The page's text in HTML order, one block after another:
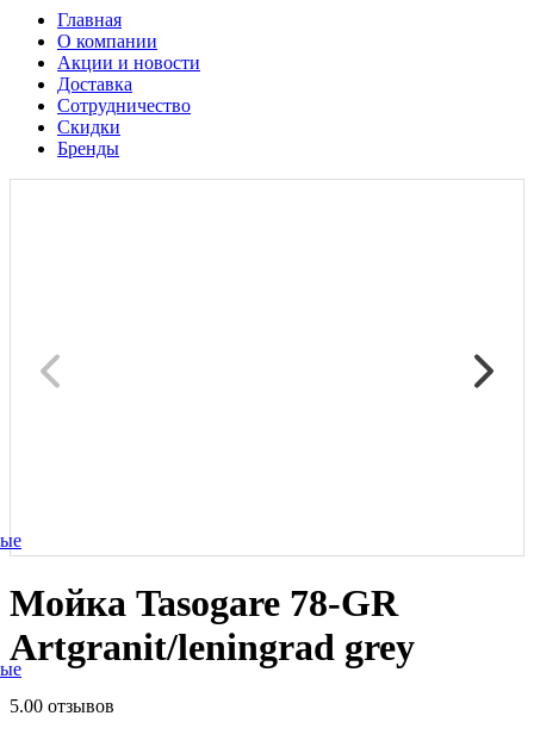
Главная
О компании
Акции и новости
Доставка
Сотрудничество
Скидки
Бренды
Мойка Tasogare 78-GR
Artgranit/leningrad grey
5.00 отзывов